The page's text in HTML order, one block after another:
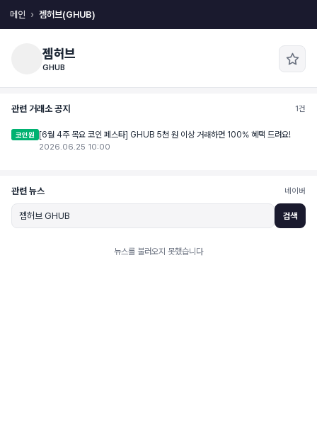
메인 젬허브(GHUB)
젬허브
GHUB
관련 거래소 공지 1건
코인원 [6월 4주 목요 코인 페스타] GHUB 5천 원 이상 거래하면 100% 혜택 드려요!
2026.06.25 10:00
관련 뉴스 네이버
검색
뉴스를 불러오지 못했습니다